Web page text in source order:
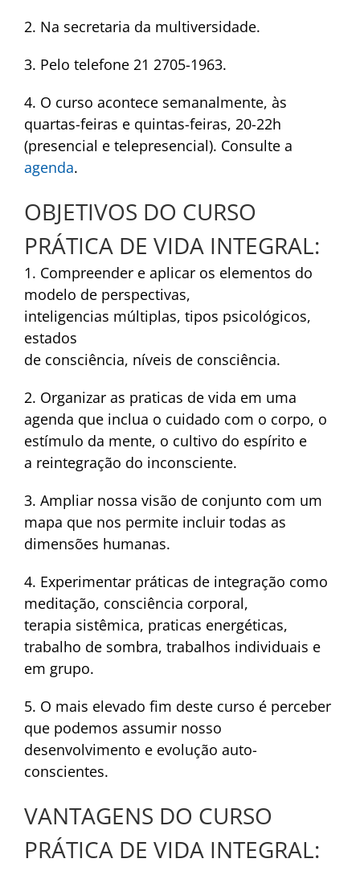
2. Na secretaria da multiversidade.
3. Pelo telefone 21 2705-1963.
4. O curso acontece semanalmente, às
quartas-feiras e quintas-feiras, 20-22h
(presencial e telepresencial). Consulte a
agenda.
OBJETIVOS DO CURSO
PRÁTICA DE VIDA INTEGRAL:
1. Compreender e aplicar os elementos do
modelo de perspectivas,
inteligencias múltiplas, tipos psicológicos,
estados
de consciência, níveis de consciência.
2. Organizar as praticas de vida em uma
agenda que inclua o cuidado com o corpo, o
estímulo da mente, o cultivo do espírito e
a reintegração do inconsciente.
3. Ampliar nossa visão de conjunto com um
mapa que nos permite incluir todas as
dimensões humanas.
4. Experimentar práticas de integração como
meditação, consciência corporal,
terapia sistêmica, praticas energéticas,
trabalho de sombra, trabalhos individuais e
em grupo.
5. O mais elevado fim deste curso é perceber
que podemos assumir nosso
desenvolvimento e evolução auto-
conscientes.
VANTAGENS DO CURSO
PRÁTICA DE VIDA INTEGRAL: